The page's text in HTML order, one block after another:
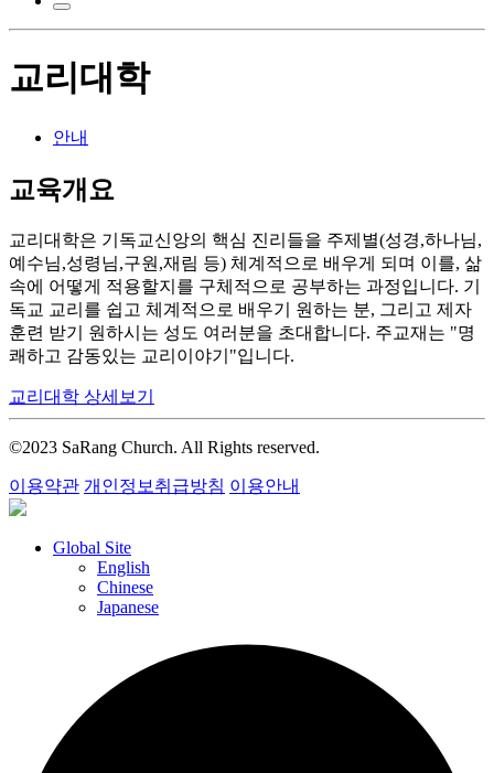
교리대학
안내
교육개요
교리대학은 기독교신앙의 핵심 진리들을 주제별(성경,하나님,
예수님,성령님,구원,재림 등) 체계적으로 배우게 되며 이를, 삶
속에 어떻게 적용할지를 구체적으로 공부하는 과정입니다. 기
독교 교리를 쉽고 체계적으로 배우기 원하는 분, 그리고 제자
훈련 받기 원하시는 성도 여러분을 초대합니다. 주교재는 "명
쾌하고 감동있는 교리이야기"입니다.
교리대학 상세보기
©2023 SaRang Church. All Rights reserved.
이용약관 개인정보취급방침 이용안내
Global Site
English
Chinese
Japanese